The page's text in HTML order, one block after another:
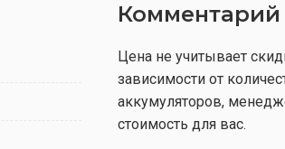
Комментарий
Цена не учитывает
зависимости от
аккумуляторов,
стоимость для вас.